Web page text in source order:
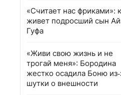
«Считает нас фриками»:
живет подросший сын
Гуфа
«Живи свою жизнь и не
трогай меня»: Бородина
жестко осадила Боню
шутки о внешности